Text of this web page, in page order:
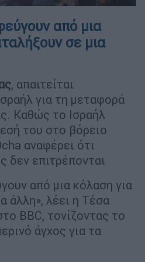
από μια
σε μια
, απαιτείται
για τη μεταφορά
Καθώς το Ισραήλ
του στο βόρειο
αναφέρει ότι
δεν επιτρέπονται
από μια κόλαση για
άλλη», λέει η Τέσα
BBC, τονίζοντας το
άγχος για τα